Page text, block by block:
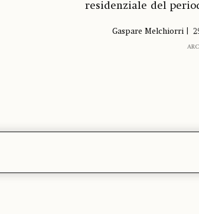
residenziale del
Gaspare Melchiorri